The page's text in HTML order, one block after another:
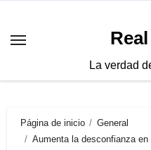
contenido
La verdad
Página de inicio
General
Aumenta la desconfianza